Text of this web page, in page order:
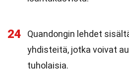
24
Quandongin lehdet
yhdisteitä, jotka voivat
tuholaisia.